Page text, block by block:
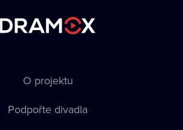
O projektu
Podpořte divadla